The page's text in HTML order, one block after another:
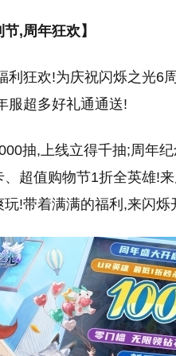
节,周年狂欢】
利狂欢!为庆祝闪烁之光6
服超多好礼通通送!
抽,上线立得千抽;周年
超值购物节1折全英雄!
玩!带着满满的福利,来闪